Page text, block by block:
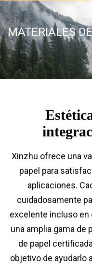
MATERIALES
Xinzhu ofrece una
papel para
aplicaciones.
cuidadosamente
excelente incluso
una amplia gama
de papel
objetivo de ayudarlo